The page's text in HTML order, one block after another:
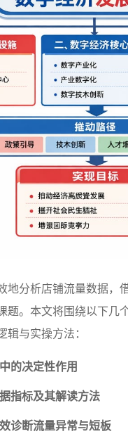
地分析店铺流量数据，
题。本文将围绕以下几
与实操方法：
的决定性作用
指标及其解读方法
诊断流量异常与短板